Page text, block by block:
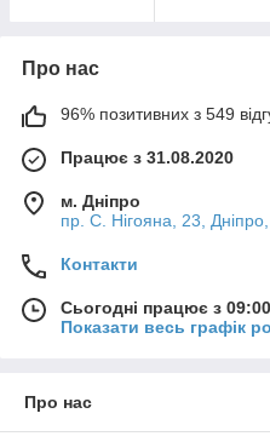
Про нас
96% позитивних з 549
Працює з 31.08.2020
м. Дніпро
пр. С. Нігояна, 23, Дніпро,
Контакти
Сьогодні працює з
Показати весь графік
Про нас